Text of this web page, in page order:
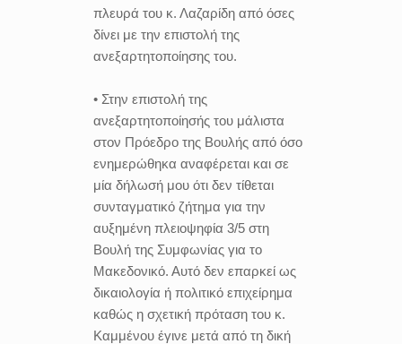
πλευρά του κ. Λαζαρίδη από όσες
δίνει με την επιστολή της
ανεξαρτητοποίησης του.
• Στην επιστολή της
ανεξαρτητοποίησής του μάλιστα
στον Πρόεδρο της Βουλής από όσο
ενημερώθηκα αναφέρεται και σε
μία δήλωσή μου ότι δεν τίθεται
συνταγματικό ζήτημα για την
αυξημένη πλειοψηφία 3/5 στη
Βουλή της Συμφωνίας για το
Μακεδονικό. Αυτό δεν επαρκεί ως
δικαιολογία ή πολιτικό επιχείρημα
καθώς η σχετική πρόταση του κ.
Καμμένου έγινε μετά από τη δική